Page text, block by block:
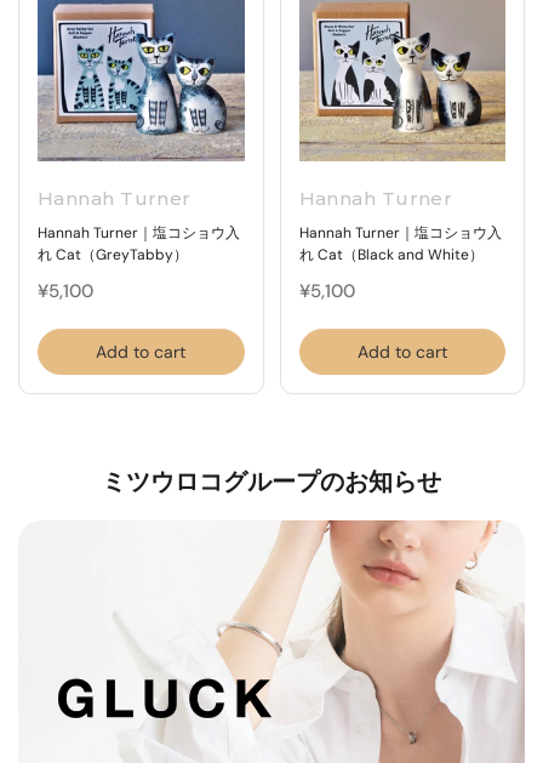
Hannah Turner
Hannah Turner｜塩コショウ入
れ Cat（GreyTabby）
¥5,100
Add to cart
Hannah Turner
Hannah Turner｜塩コショウ入
れ Cat（Black and White）
¥5,100
Add to cart
ミツウロコグループのお知らせ